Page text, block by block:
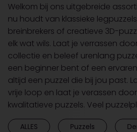
Welkom bij ons uitgebreide
nu houdt van klassieke
breinbrekers of creatieve 3D-
elk wat wils. Laat je verrassen
collectie en beleef urenlang
een beginner bent of een
altijd een puzzel die bij jou past.
vrije loop en laat je verassen
kwalitatieve puzzels. Veel
ALLES Puzzels